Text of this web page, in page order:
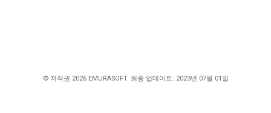
© 저작권 2026 EMURASOFT. 최종 업데이트: 2023년 07월 01일